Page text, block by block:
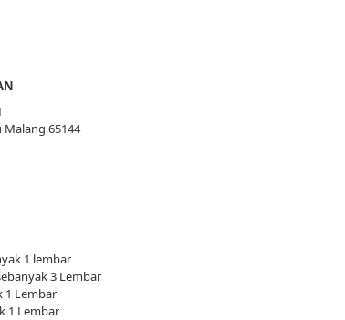
Malang 65144
1 lembar
3 Lembar
1 Lembar
1 Lembar